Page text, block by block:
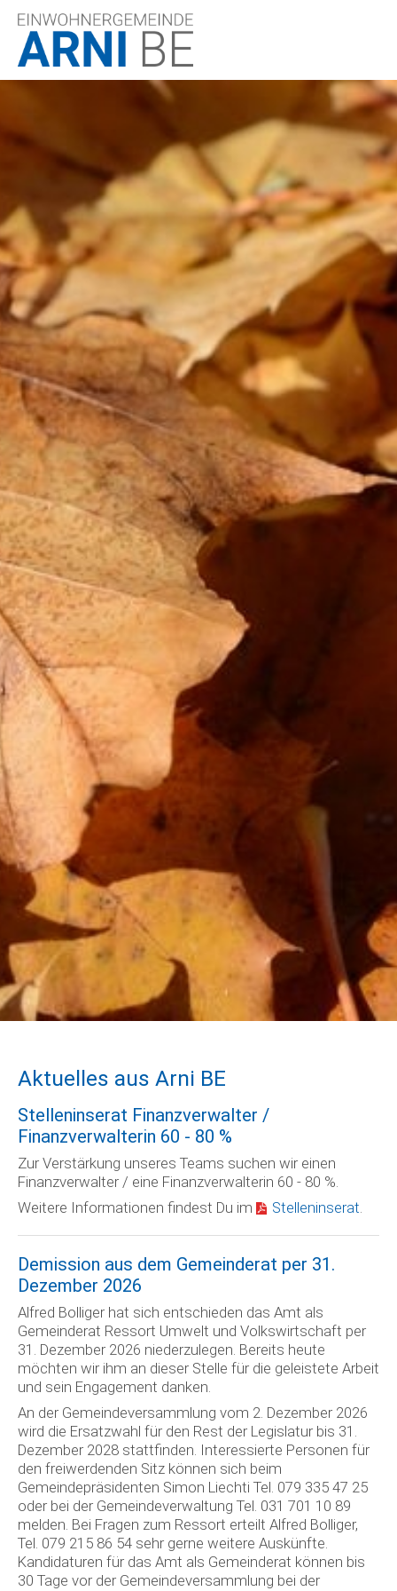
Aktuelles aus Arni BE
Stelleninserat Finanzverwalter /
Finanzverwalterin 60 - 80 %
Zur Verstärkung unseres Teams suchen wir einen
Finanzverwalter / eine Finanzverwalterin 60 - 80 %.
Weitere Informationen findest Du im
Stelleninserat.
Demission aus dem Gemeinderat per 31.
Dezember 2026
Alfred Bolliger hat sich entschieden das Amt als
Gemeinderat Ressort Umwelt und Volkswirtschaft per
31. Dezember 2026 niederzulegen. Bereits heute
möchten wir ihm an dieser Stelle für die geleistete Arbeit
und sein Engagement danken.
An der Gemeindeversammlung vom 2. Dezember 2026
wird die Ersatzwahl für den Rest der Legislatur bis 31.
Dezember 2028 stattfinden. Interessierte Personen für
den freiwerdenden Sitz können sich beim
Gemeindepräsidenten Simon Liechti Tel. 079 335 47 25
oder bei der Gemeindeverwaltung Tel. 031 701 10 89
melden. Bei Fragen zum Ressort erteilt Alfred Bolliger,
Tel. 079 215 86 54 sehr gerne weitere Auskünfte.
Kandidaturen für das Amt als Gemeinderat können bis
30 Tage vor der Gemeindeversammlung bei der